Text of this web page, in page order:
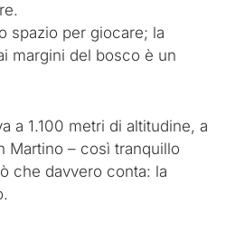
spazio per giocare; la
margini del bosco è un
a 1.100 metri di altitudine, a
Martino – così tranquillo
che davvero conta: la